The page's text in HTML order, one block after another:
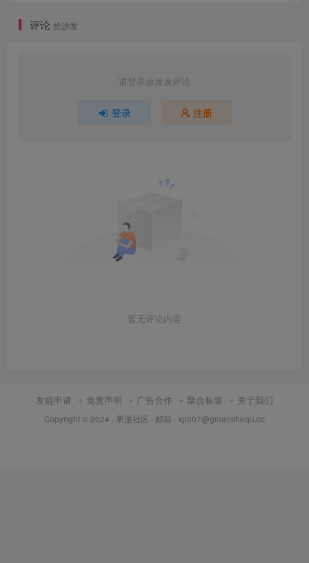
评论 抢沙发
请登录后发表评论
登录 注册
暂无评论内容
友链申请 免责声明 广告合作 聚合标签 关于我们
Copyright © 2024 · 果漫社区 · 邮箱 · xp007@gmanshequ.cc